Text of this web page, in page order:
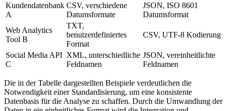
Kundendatenbank
A
CSV, verschiedene
Datumsformate
JSON, ISO 8601
Datumsformat
Web Analytics
Tool B
TXT,
benutzerdefiniertes
Format
CSV, UTF-8 Kodierung
Social Media API
C
XML, unterschiedliche
Feldnamen
JSON, vereinheitlichte
Feldnamen
Die in der Tabelle dargestellten Beispiele verdeutlichen die
Notwendigkeit einer Standardisierung, um eine konsistente
Datenbasis für die Analyse zu schaffen. Durch die Umwandlung der